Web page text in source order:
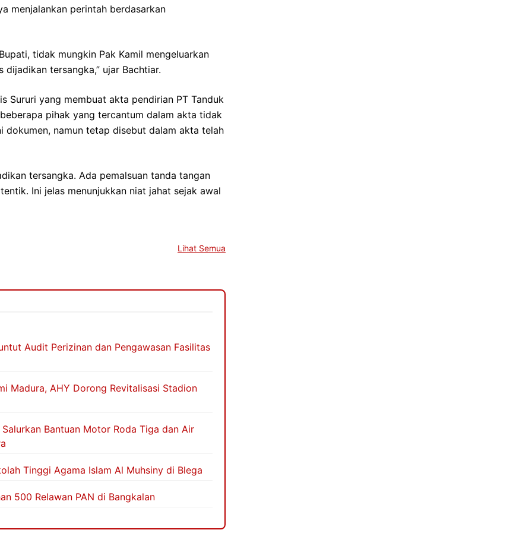
menjalankan perintah berdasarkan
tidak mungkin Pak Kamil mengeluarkan
dijadikan tersangka,” ujar Bachtiar.
Sururi yang membuat akta pendirian PT Tanduk
pihak yang tercantum dalam akta tidak
dokumen, namun tetap disebut dalam akta telah
tersangka. Ada pemalsuan tanda tangan
Ini jelas menunjukkan niat jahat sejak awal
Lihat Semua
Audit Perizinan dan Pengawasan Fasilitas
Madura, AHY Dorong Revitalisasi Stadion
Bantuan Motor Roda Tiga dan Air
Tinggi Agama Islam Al Muhsiny di Blega
500 Relawan PAN di Bangkalan